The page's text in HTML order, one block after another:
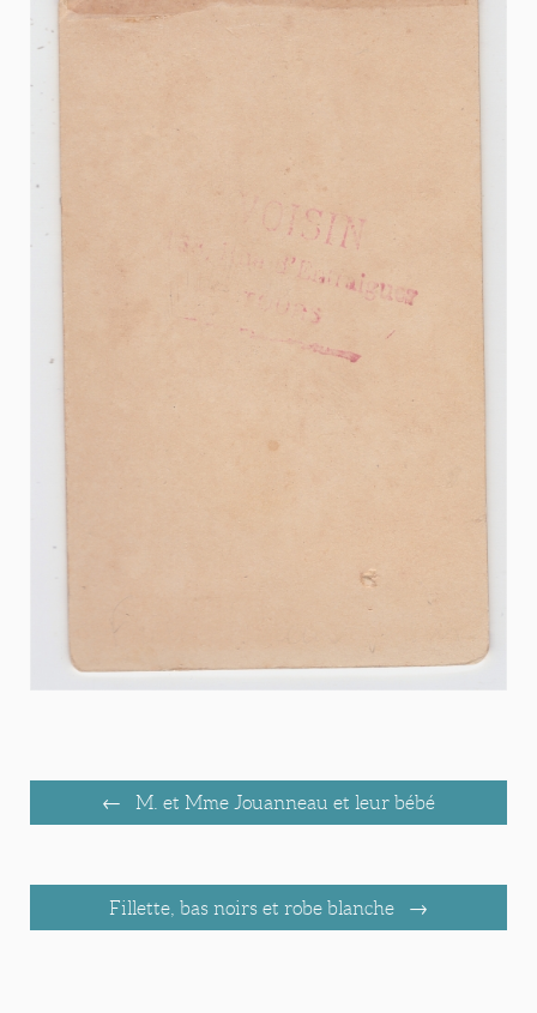
M. et Mme Jouanneau et leur bébé
Fillette, bas noirs et robe blanche